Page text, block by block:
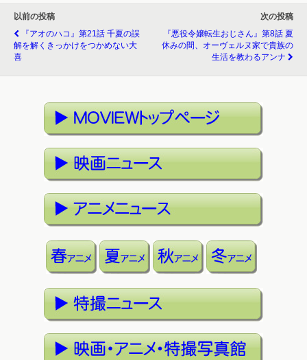
以前の投稿
『アオのハコ』第21話 千夏の誤
解を解くきっかけをつかめない大
喜
次の投稿
『悪役令嬢転生おじさん』第8話 夏
休みの間、オーヴェルヌ家で貴族の
生活を教わるアンナ